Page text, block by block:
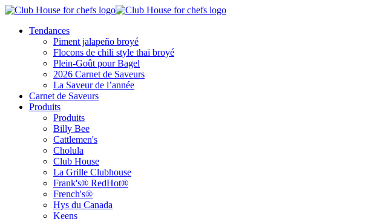
Tendances
Piment jalapeño broyé
Flocons de chili style thaï broyé
Plein-Goût pour Bagel
2026 Carnet de Saveurs
La Saveur de l’année
Carnet de Saveurs
Produits
Produits
Billy Bee
Cattlemen's
Cholula
Club House
La Grille Clubhouse
Frank's® RedHot®
French's®
Hys du Canada
Keens